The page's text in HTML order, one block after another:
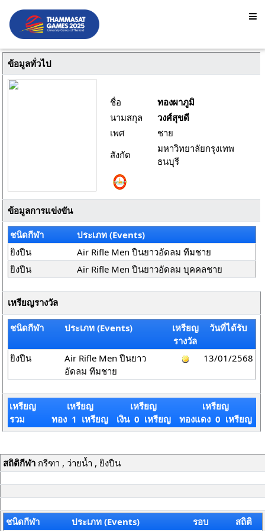
ข้อมูลทั่วไป
ชื่อ
ทองผาภูมิ
นามสกุล
วงศ์สุขดี
เพศ
ชาย
สังกัด
มหาวิทยาลัยกรุงเทพ
ธนบุรี
ข้อมูลการแข่งขัน
ชนิดกีฬา
ประเภท (Events)
ยิงปืน
Air Rifle Men ปืนยาวอัดลม ทีมชาย
ยิงปืน
Air Rifle Men ปืนยาวอัดลม บุคคลชาย
เหรียญรางวัล
ชนิดกีฬา ประเภท (Events)
เหรียญ
รางวัล
วันที่ได้รับ
ยิงปืน
Air Rifle Men ปืนยาว
อัดลม ทีมชาย
13/01/2568
เหรียญ
รวม
เหรียญ
ทอง 1 เหรียญ
เหรียญ
เงิน 0 เหรียญ
เหรียญ
ทองแดง 0 เหรียญ
สถิติกีฬากรีฑา , ว่ายน้ำ , ยิงปืน
ชนิดกีฬา ประเภท (Events) รอบ สถิติ